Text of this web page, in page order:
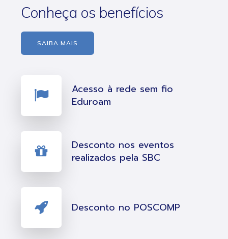
Conheça os benefícios
SAIBA MAIS
Acesso à rede sem fio
Eduroam
Desconto nos eventos
realizados pela SBC
Desconto no POSCOMP